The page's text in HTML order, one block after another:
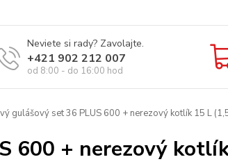
Neviete si rady? Zavolajte.
+421 902 212 007
od 8:00 - do 16:00 hod
gulášový set 36 PLUS 600 + nerezový kotlík 15 L
600 + nerezový